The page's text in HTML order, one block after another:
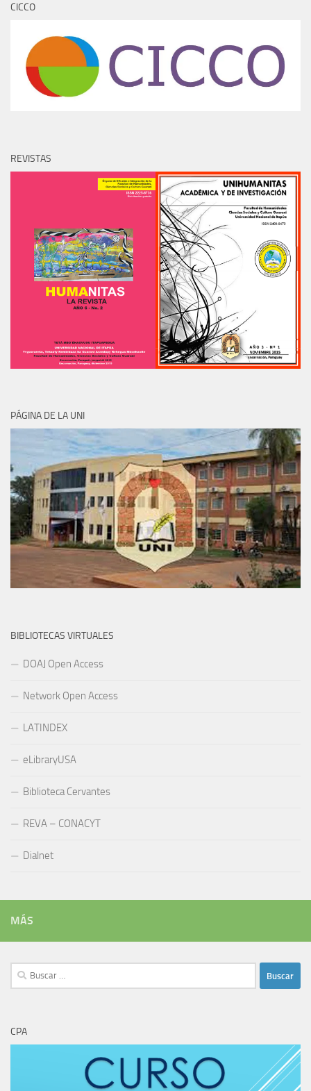
CICCO
REVISTAS
PÁGINA DE LA UNI
BIBLIOTECAS VIRTUALES
DOAJ Open Access
Network Open Access
LATINDEX
eLibraryUSA
Biblioteca Cervantes
REVA – CONACYT
Dialnet
MÁS
Buscar:
CPA